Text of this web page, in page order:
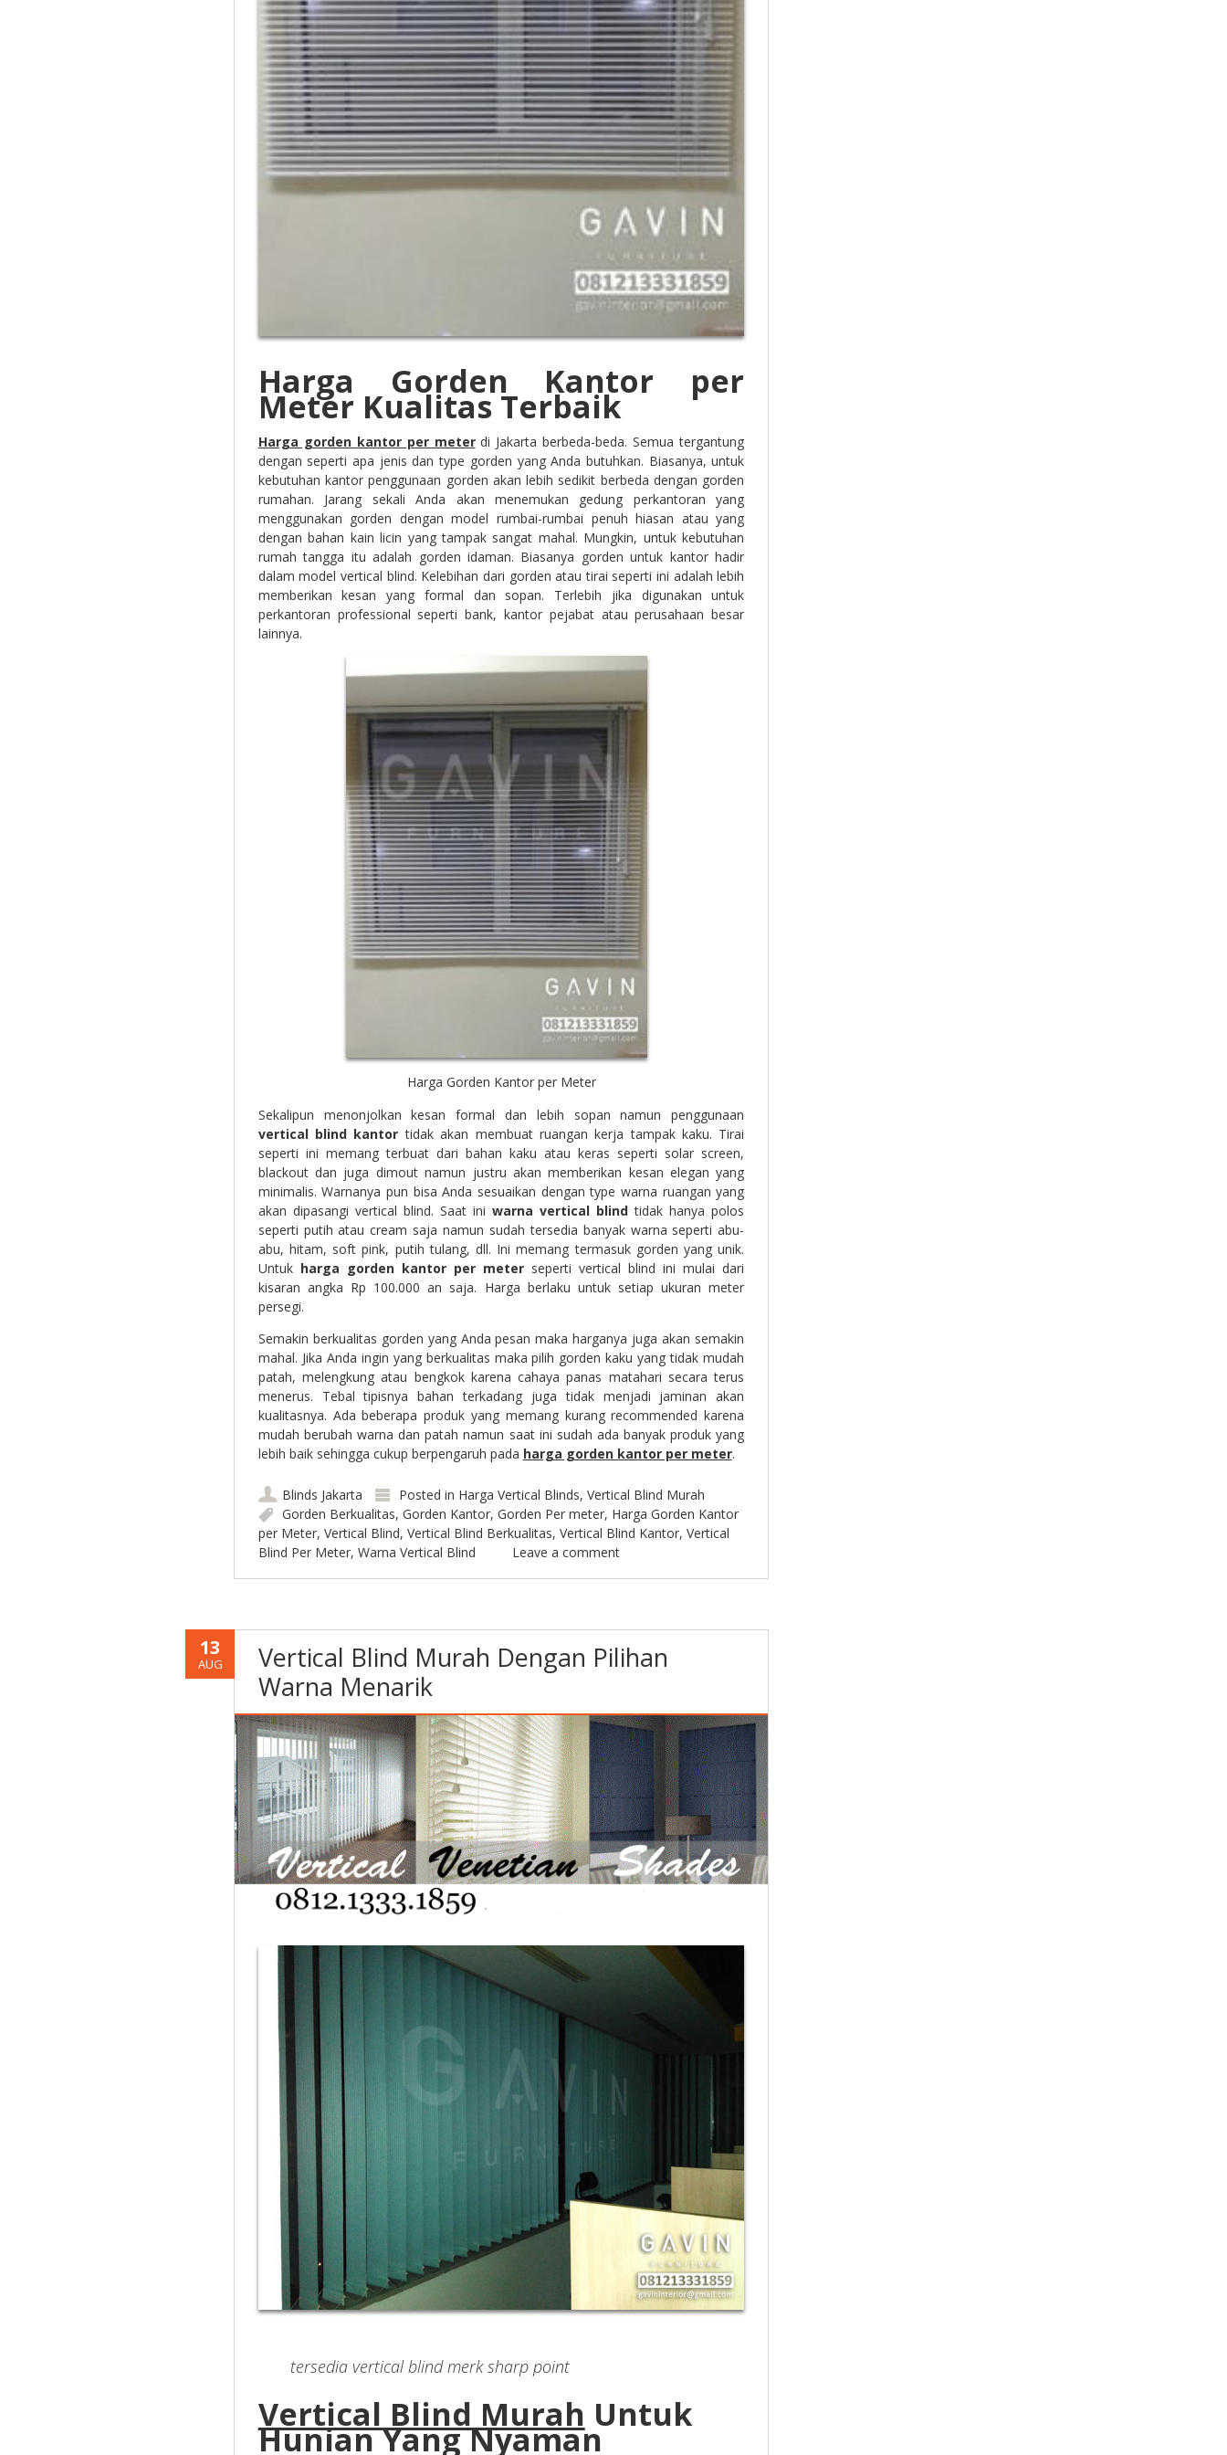
Harga Gorden Kantor per
Meter Kualitas Terbaik
Harga gorden kantor per meterdi Jakarta berbeda-beda. Semua tergantung
dengan seperti apa jenis dan type gorden yang Anda butuhkan. Biasanya, untuk
kebutuhan kantor penggunaan gorden akan lebih sedikit berbeda dengan gorden
rumahan. Jarang sekali Anda akan menemukan gedung perkantoran yang
menggunakan gorden dengan model rumbai-rumbai penuh hiasan atau yang
dengan bahan kain licin yang tampak sangat mahal. Mungkin, untuk kebutuhan
rumah tangga itu adalah gorden idaman. Biasanya gorden untuk kantor hadir
dalam model vertical blind. Kelebihan dari gorden atau tirai seperti ini adalah lebih
memberikan kesan yang formal dan sopan. Terlebih jika digunakan untuk
perkantoran professional seperti bank, kantor pejabat atau perusahaan besar
lainnya.
Harga Gorden Kantor per Meter
Sekalipun menonjolkan kesan formal dan lebih sopan namun penggunaan
vertical blind kantor tidak akan membuat ruangan kerja tampak kaku. Tirai
seperti ini memang terbuat dari bahan kaku atau keras seperti solar screen,
blackout dan juga dimout namun justru akan memberikan kesan elegan yang
minimalis. Warnanya pun bisa Anda sesuaikan dengan type warna ruangan yang
akan dipasangi vertical blind. Saat iniwarna vertical blind tidak hanya polos
seperti putih atau cream saja namun sudah tersedia banyak warna seperti abu-
abu, hitam, soft pink, putih tulang, dll. Ini memang termasuk gorden yang unik.
Untuk harga gorden kantor per meterseperti vertical blind ini mulai dari
kisaran angka Rp 100.000 an saja. Harga berlaku untuk setiap ukuran meter
persegi.
Semakin berkualitas gorden yang Anda pesan maka harganya juga akan semakin
mahal. Jika Anda ingin yang berkualitas maka pilih gorden kaku yang tidak mudah
patah, melengkung atau bengkok karena cahaya panas matahari secara terus
menerus. Tebal tipisnya bahan terkadang juga tidak menjadi jaminan akan
kualitasnya. Ada beberapa produk yang memang kurang recommended karena
mudah berubah warna dan patah namun saat ini sudah ada banyak produk yang
lebih baik sehingga cukup berpengaruh pada harga gorden kantor per meter.
Blinds Jakarta Posted in Harga Vertical Blinds, Vertical Blind Murah
Gorden Berkualitas, Gorden Kantor, Gorden Per meter, Harga Gorden Kantor
per Meter, Vertical Blind, Vertical Blind Berkualitas, Vertical Blind Kantor, Vertical
Blind Per Meter, Warna Vertical Blind Leave a comment
13
AUG
Vertical Blind Murah Dengan Pilihan
Warna Menarik
tersedia vertical blind merk sharp point
Vertical Blind Murah Untuk
Hunian Yang Nyaman